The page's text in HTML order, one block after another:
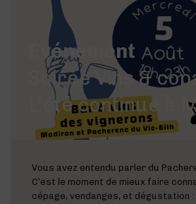
Événement
Soirée Vins &
L’été continue à
Vous avez entendu parler du
C’est le moment de mieux faire
cépage, vendanges, et dégustation